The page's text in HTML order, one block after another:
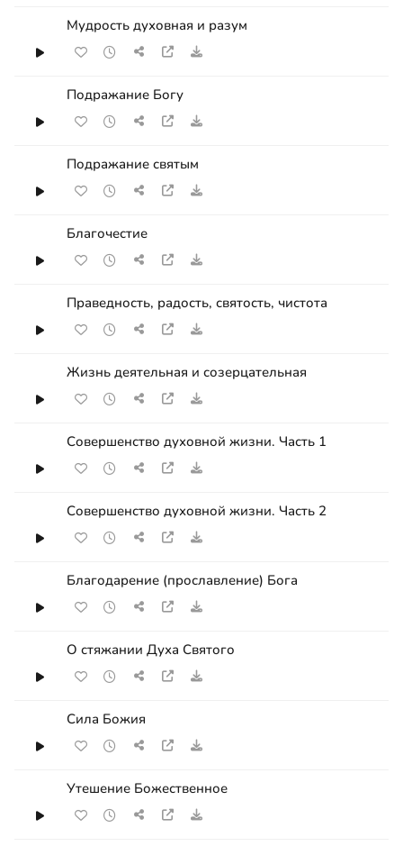
Мудрость духовная и разум
Подражание Богу
Подражание святым
Благочестие
Праведность, радость, святость, чистота
Жизнь деятельная и созерцательная
Совершенство духовной жизни. Часть 1
Совершенство духовной жизни. Часть 2
Благодарение (прославление) Бога
О стяжании Духа Святого
Сила Божия
Утешение Божественное